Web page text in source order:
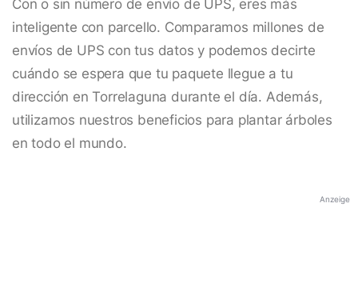
Con o sin número de envío de UPS, eres más
inteligente con parcello. Comparamos millones de
envíos de UPS con tus datos y podemos decirte
cuándo se espera que tu paquete llegue a tu
dirección en Torrelaguna durante el día. Además,
utilizamos nuestros beneficios para plantar árboles
en todo el mundo.
Anzeige